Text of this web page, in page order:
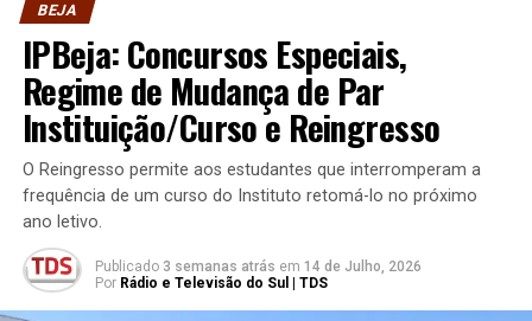
BEJA
IPBeja: Concursos Especiais,
Regime de Mudança de Par
Instituição/Curso e Reingresso
O Reingresso permite aos estudantes que interromperam a
frequência de um curso do Instituto retomá-lo no próximo
ano letivo.
Publicado 3 semanas atrás em 14 de Julho, 2026
Por Rádio e Televisão do Sul | TDS